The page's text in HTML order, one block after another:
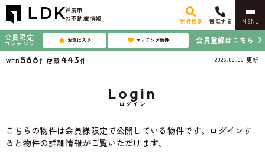
鈴鹿市
の不動産情報
物件検索 電話する MENU
会員限定
コンテンツ お気に入り マッチング物件 会員登録はこちら
WEB 566件 店頭 443件 2026.08.06 更新
ログイン
Login
こちらの物件は会員様限定で公開している物件です。ログインす
ると物件の詳細情報がご覧いただけます。